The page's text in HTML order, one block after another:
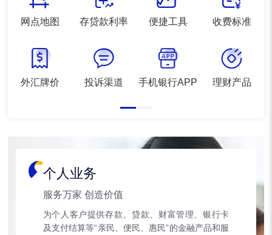
网点地图
外汇牌价
存贷款利率
投诉渠道
便捷工具
手机银行APP
收费标准
理财产品
个人业务
服务万家 创造价值
为个人客户提供存款、贷款、财富管理、银行卡
及支付结算等“亲民、便民、惠民”的金融产品和服